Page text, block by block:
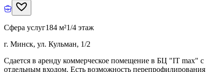
Сфера услуг184 м²1/4 этаж
г. Минск, ул. Кульман, 1/2
Сдается в аренду коммерческое помещение в БЦ "IT max" с
отдельным входом. Есть возможность перепрофилирования